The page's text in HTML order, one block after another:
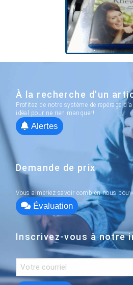
À la recherche d'un
Profitez de notre système de repérage
idéal pour ne rien manquer!
Alertes
Demande de prix
Vous aimeriez savoir combien nous
Évaluation
Inscrivez-vous à notre